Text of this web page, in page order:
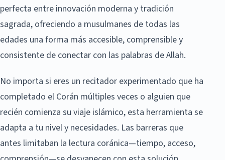
perfecta entre innovación moderna y tradición
sagrada, ofreciendo a musulmanes de todas las
edades una forma más accesible, comprensible y
consistente de conectar con las palabras de Allah.
No importa si eres un recitador experimentado que ha
completado el Corán múltiples veces o alguien que
recién comienza su viaje islámico, esta herramienta se
adapta a tu nivel y necesidades. Las barreras que
antes limitaban la lectura coránica—tiempo, acceso,